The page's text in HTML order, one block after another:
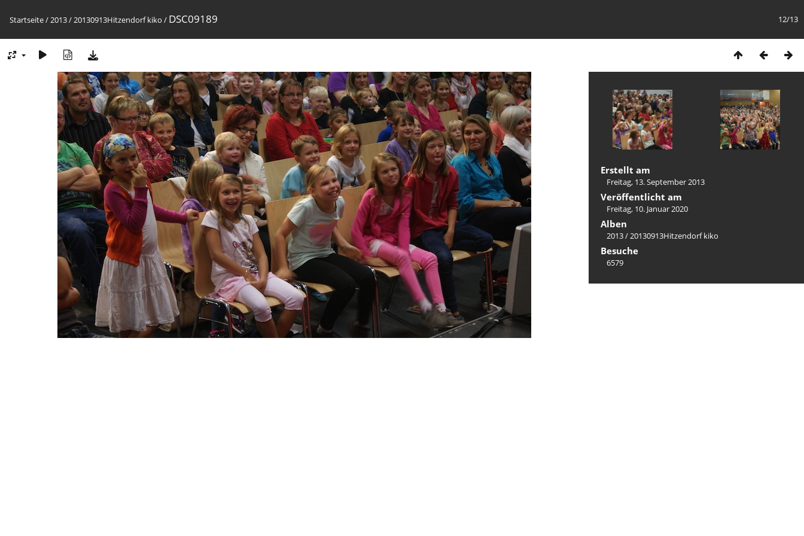
12/13
Startseite/2013/20130913Hitzendorf kiko / DSC09189
Erstellt am
Freitag, 13. September 2013
Veröffentlicht am
Freitag, 10. Januar 2020
Alben
2013/20130913Hitzendorf kiko
Besuche
6579